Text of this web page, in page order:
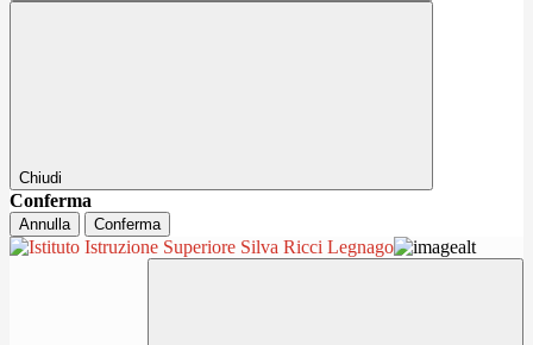
Chiudi
Conferma
Annulla Conferma